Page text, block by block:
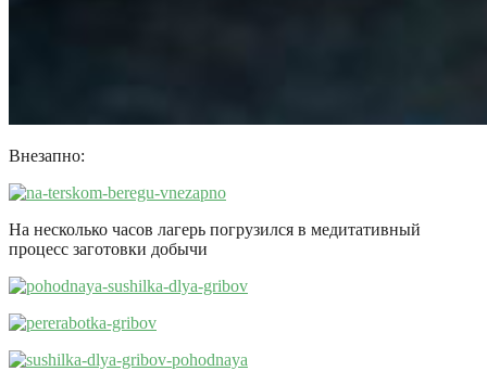
Внезапно:
На несколько часов лагерь погрузился в медитативный
процесс заготовки добычи